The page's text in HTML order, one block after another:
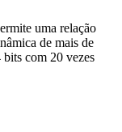
uma relação
de mais de
bits com 20 vezes